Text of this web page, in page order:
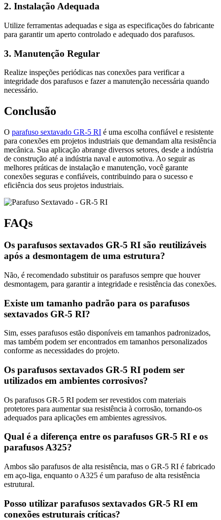
2. Instalação Adequada
Utilize ferramentas adequadas e siga as especificações do fabricante
para garantir um aperto controlado e adequado dos parafusos.
3. Manutenção Regular
Realize inspeções periódicas nas conexões para verificar a
integridade dos parafusos e fazer a manutenção necessária quando
necessário.
Conclusão
O parafuso sextavado GR-5 RI é uma escolha confiável e resistente
para conexões em projetos industriais que demandam alta resistência
mecânica. Sua aplicação abrange diversos setores, desde a indústria
de construção até a indústria naval e automotiva. Ao seguir as
melhores práticas de instalação e manutenção, você garante
conexões seguras e confiáveis, contribuindo para o sucesso e
eficiência dos seus projetos industriais.
FAQs
Os parafusos sextavados GR-5 RI são reutilizáveis
após a desmontagem de uma estrutura?
Não, é recomendado substituir os parafusos sempre que houver
desmontagem, para garantir a integridade e resistência das conexões.
Existe um tamanho padrão para os parafusos
sextavados GR-5 RI?
Sim, esses parafusos estão disponíveis em tamanhos padronizados,
mas também podem ser encontrados em tamanhos personalizados
conforme as necessidades do projeto.
Os parafusos sextavados GR-5 RI podem ser
utilizados em ambientes corrosivos?
Os parafusos GR-5 RI podem ser revestidos com materiais
protetores para aumentar sua resistência à corrosão, tornando-os
adequados para aplicações em ambientes agressivos.
Qual é a diferença entre os parafusos GR-5 RI e os
parafusos A325?
Ambos são parafusos de alta resistência, mas o GR-5 RI é fabricado
em aço-liga, enquanto o A325 é um parafuso de alta resistência
estrutural.
Posso utilizar parafusos sextavados GR-5 RI em
conexões estruturais críticas?